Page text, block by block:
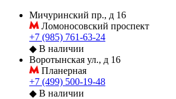
Мичуринский пр., д 16
Ломоносовский проспект
+7 (985) 761-63-24
◆ В наличии
Воротынская ул., д 16
Планерная
+7 (499) 500-19-48
◆ В наличии